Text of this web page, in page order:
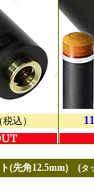
（税込）
(先角12.5mm) (タ